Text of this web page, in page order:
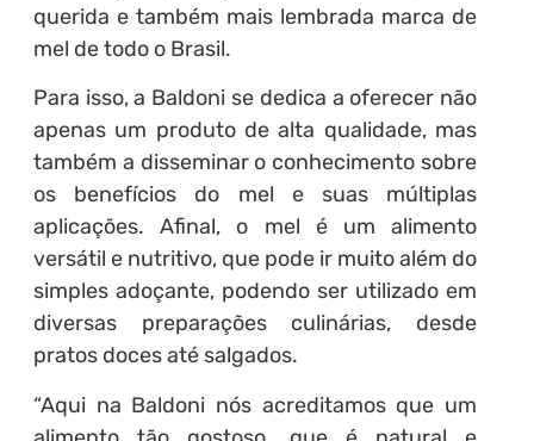
querida e também mais lembrada marca de
mel de todo o Brasil.
Para isso, a Baldoni se dedica a oferecer não
apenas um produto de alta qualidade, mas
também a disseminar o conhecimento sobre
os benefícios do mel e suas múltiplas
aplicações. Afinal, o mel é um alimento
versátil e nutritivo, que pode ir muito além do
simples adoçante, podendo ser utilizado em
diversas preparações culinárias, desde
pratos doces até salgados.
“Aqui na Baldoni nós acreditamos que um